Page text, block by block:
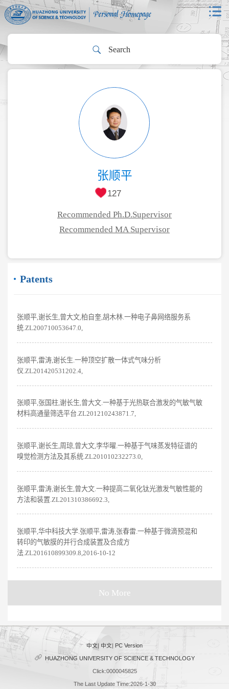
张顺平
127
Recommended Ph.D.Supervisor
Recommended MA Supervisor
Patents
张顺平,谢长生,曾大文,柏自奎,胡木林.一种电子鼻网络服务系
统.ZL200710053647.0,
张顺平,雷涛,谢长生.一种顶空扩散一体式气味分析
仪.ZL201420531202.4,
张顺平,张国柱,谢长生,曾大文.一种基于光热联合激发的气敏气敏
材料高通量筛选平台.ZL201210243871.7,
张顺平,谢长生,周琼,曾大文,李华曜.一种基于气味蒸发特征谱的
嗅觉检测方法及其系统.ZL201010232273.0,
张顺平,雷涛,谢长生,曾大文.一种提高二氧化钛光激发气敏性能的
方法和装置.ZL201310386692.3,
张顺平,华中科技大学.张顺平,雷涛,张春雷.一种基于微滴预混和
转印的气敏膜的并行合成装置及合成方
法.ZL201610899309.8,2016-10-12
No More
中文| 中文| PC Version
HUAZHONG UNIVERSITY OF SCIENCE & TECHNOLOGY
Click:0000045825
The Last Update Time:2026-1-30